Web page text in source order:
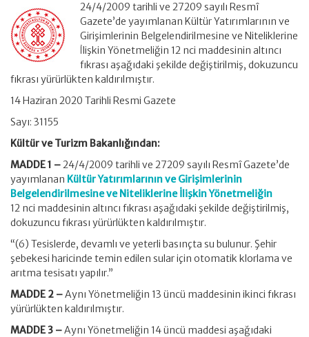
İlişkin
Yönetmelikte
Değişiklik
Yapılmasına
Yönetmelik
için
24/4/2009 tarihli ve 27209 sayılı Resmî
Gazete’de yayımlanan Kültür Yatırımlarının ve
Girişimlerinin Belgelendirilmesine ve Niteliklerine
İlişkin Yönetmeliğin 12 nci maddesinin altıncı
fıkrası aşağıdaki şekilde değiştirilmiş, dokuzuncu
fıkrası yürürlükten kaldırılmıştır.
14 Haziran 2020 Tarihli Resmi Gazete
Sayı: 31155
Kültür ve Turizm Bakanlığından:
MADDE 1 –24/4/2009 tarihli ve 27209 sayılı Resmî Gazete’de
yayımlanan Kültür Yatırımlarının ve Girişimlerinin
Belgelendirilmesine ve Niteliklerine İlişkin Yönetmeliğin
12 nci maddesinin altıncı fıkrası aşağıdaki şekilde değiştirilmiş,
dokuzuncu fıkrası yürürlükten kaldırılmıştır.
“(6) Tesislerde, devamlı ve yeterli basınçta su bulunur. Şehir
şebekesi haricinde temin edilen sular için otomatik klorlama ve
arıtma tesisatı yapılır.”
MADDE 2 –Aynı Yönetmeliğin 13 üncü maddesinin ikinci fıkrası
yürürlükten kaldırılmıştır.
MADDE 3 –Aynı Yönetmeliğin 14 üncü maddesi aşağıdaki